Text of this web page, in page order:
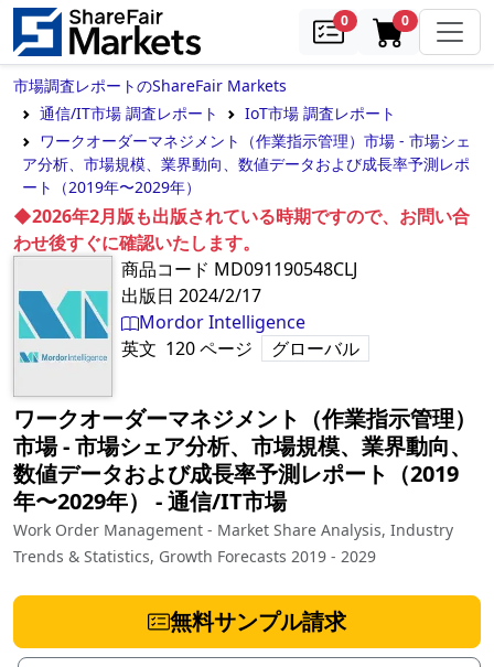
0samples0in cart
市場調査レポートのShareFair Markets
通信/IT市場 調査レポート
IoT市場 調査レポート
ワークオーダーマネジメント（作業指示管理）市場 - 市場シェ
ア分析、市場規模、業界動向、数値データおよび成長率予測レポ
ート（2019年〜2029年）
◆2026年2月版も出版されている時期ですので、お問い合
わせ後すぐに確認いたします。
商品コード MD091190548CLJ
出版日 2024/2/17
Mordor Intelligence
英文 120ページ グローバル
ワークオーダーマネジメント（作業指示管理）
市場 - 市場シェア分析、市場規模、業界動向、
数値データおよび成長率予測レポート（2019
年〜2029年）
‐通信/IT市場
Work Order Management - Market Share Analysis, Industry
Trends & Statistics, Growth Forecasts 2019 - 2029
無料サンプル請求